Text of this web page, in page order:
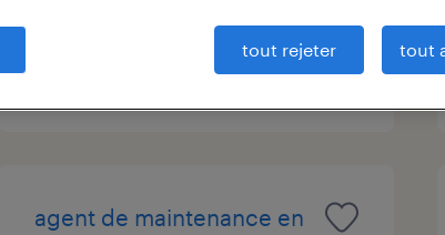
agent de maintenance en
tout rejeter tout